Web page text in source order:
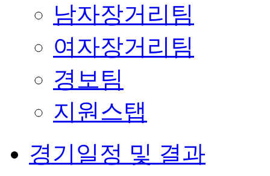
남자장거리팀
여자장거리팀
경보팀
지원스탭
경기일정 및 결과